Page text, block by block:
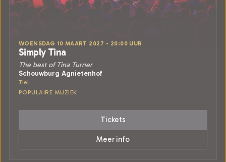
WOENSDAG 10 MAART 2027 • 20:00 UUR
Simply Tina
The best of Tina Turner
Schouwburg Agnietenhof
Tiel
POPULAIRE MUZIEK
Tickets
Meer info